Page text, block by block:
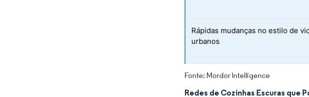
Rápidas mudanças no estilo de
urbanos
Fonte: Mordor Intelligence
Redes de Cozinhas Escuras que